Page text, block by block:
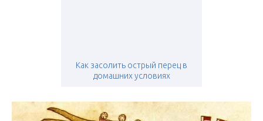
Как засолить острый перец в
домашних условиях